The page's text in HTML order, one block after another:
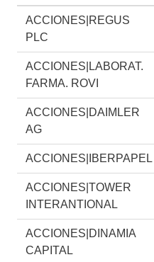
ACCIONES|REGUS
PLC
ACCIONES|LABORAT.
FARMA. ROVI
ACCIONES|DAIMLER
AG
ACCIONES|IBERPAPEL
ACCIONES|TOWER
INTERANTIONAL
ACCIONES|DINAMIA
CAPITAL